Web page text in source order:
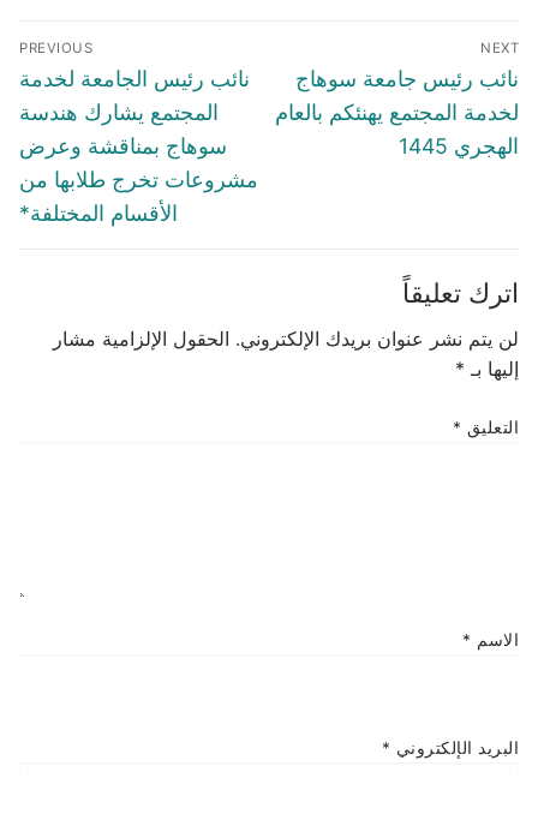
تصفّح
المقالات
PREVIOUS
Previous
post:
نائب رئيس الجامعة لخدمة
المجتمع يشارك هندسة
سوهاج بمناقشة وعرض
مشروعات تخرج طلابها من
الأقسام المختلفة*
NEXT
Next
post:
نائب رئيس جامعة سوهاج
لخدمة المجتمع يهنئكم بالعام
الهجري 1445
اترك تعليقاً
لن يتم نشر عنوان بريدك الإلكتروني. الحقول الإلزامية مشار
إليها بـ *
التعليق *
الاسم *
البريد الإلكتروني *